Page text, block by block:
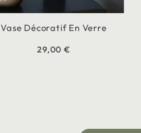
Vase Décoratif En Verre
29,00 €